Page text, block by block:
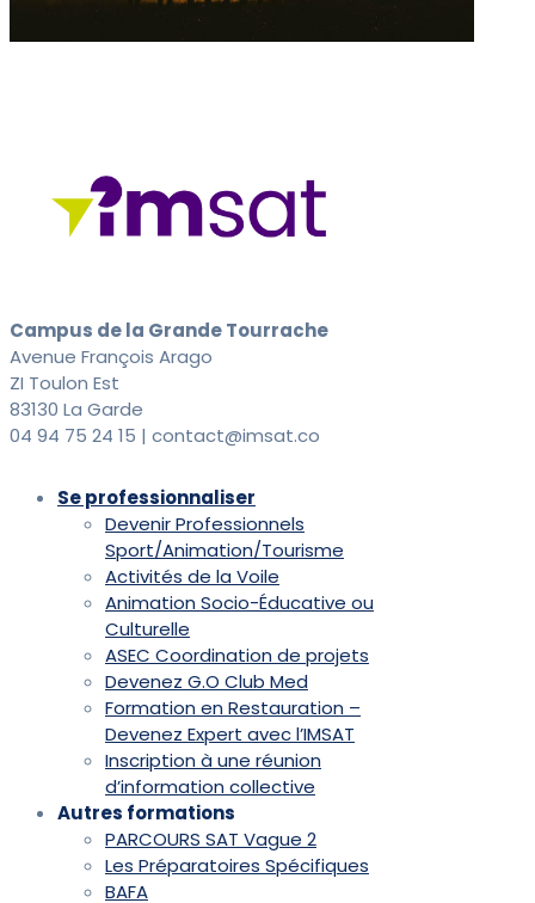
Campus de la Grande Tourrache
Avenue François Arago
ZI Toulon Est
83130 La Garde
04 94 75 24 15 | contact@imsat.co
Se professionnaliser
Devenir Professionnels
Sport/Animation/Tourisme
Activités de la Voile
Animation Socio-Éducative ou
Culturelle
ASEC Coordination de projets
Devenez G.O Club Med
Formation en Restauration –
Devenez Expert avec l’IMSAT
Inscription à une réunion
d’information collective
Autres formations
PARCOURS SAT Vague 2
Les Préparatoires Spécifiques
BAFA